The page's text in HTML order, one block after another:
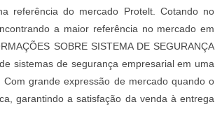
referência do mercado Protelt. Cotando no
a maior referência no mercado em
SOBRE SISTEMA DE SEGURANÇA
sistemas de segurança empresarial em uma
grande expressão de mercado quando o
garantindo a satisfação da venda à entrega